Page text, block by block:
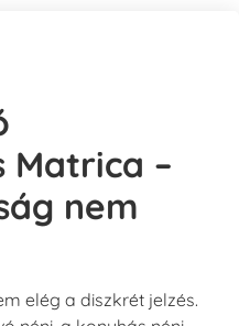
Matrica –
nem
elég a diszkrét jelzés.